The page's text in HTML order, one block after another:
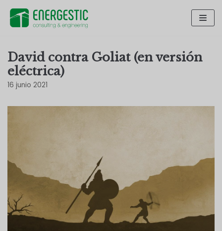
Saltar
al
David contra Goliat (en versión
eléctrica)
16 junio 2021